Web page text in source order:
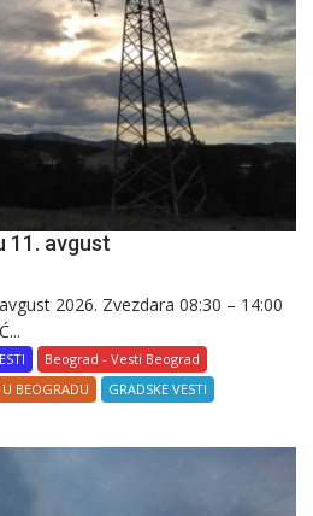
11. avgust
2026. Zvezdara 08:30 – 14:00
Beograd - Vesti Beograd
U BEOGRADU
GRADSKE VESTI